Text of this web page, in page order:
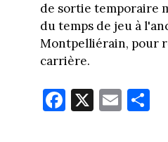
de sortie temporaire
du temps de jeu à
Montpelliérain, pour
carrière.
Fa
ce
X E
m
Pa
rt